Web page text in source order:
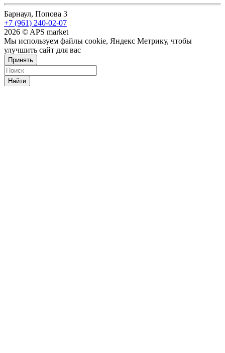
Барнаул, Попова 3
+7 (961) 240-02-07
2026 © APS market
Мы используем файлы cookie, Яндекс Метрику, чтобы
улучшить сайт для вас
Принять
Найти